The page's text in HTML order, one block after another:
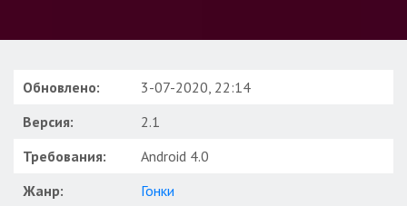
Обновлено:
3-07-2020, 22:14
Версия:
2.1
Требования:
Android 4.0
Жанр:
Гонки